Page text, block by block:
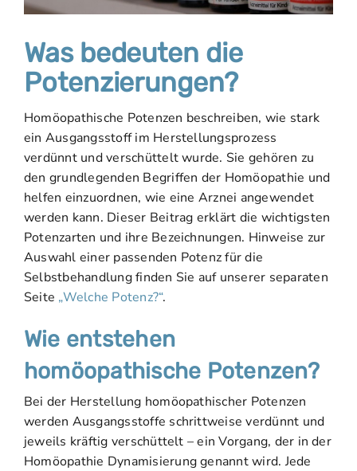
Was bedeuten die
Potenzierungen?
Homöopathische Potenzen beschreiben, wie stark
ein Ausgangsstoff im Herstellungsprozess
verdünnt und verschüttelt wurde. Sie gehören zu
den grundlegenden Begriffen der Homöopathie und
helfen einzuordnen, wie eine Arznei angewendet
werden kann. Dieser Beitrag erklärt die wichtigsten
Potenzarten und ihre Bezeichnungen. Hinweise zur
Auswahl einer passenden Potenz für die
Selbstbehandlung finden Sie auf unserer separaten
Seite „Welche Potenz?“.
Wie entstehen
homöopathische Potenzen?
Bei der Herstellung homöopathischer Potenzen
werden Ausgangsstoffe schrittweise verdünnt und
jeweils kräftig verschüttelt – ein Vorgang, der in der
Homöopathie Dynamisierung genannt wird. Jede